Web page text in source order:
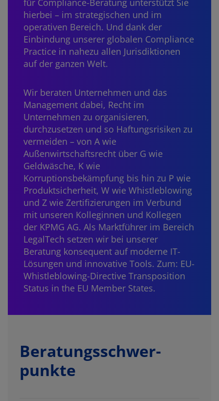
für Compliance-Beratung unterstützt Sie
hierbei – im strategischen und im
operativen Bereich. Und dank der
Einbindung unserer globalen Compliance
Practice in nahezu allen Jurisdiktionen
auf der ganzen Welt.
Wir beraten Unternehmen und das
Management dabei, Recht im
Unternehmen zu organisieren,
durchzusetzen und so Haftungsrisiken zu
vermeiden – von A wie
Außenwirtschaftsrecht über G wie
Geldwäsche, K wie
Korruptionsbekämpfung bis hin zu P wie
Produktsicherheit, W wie Whistleblowing
und Z wie Zertifizierungen im Verbund
mit unseren Kolleginnen und Kollegen
der KPMG AG. Als Marktführer im Bereich
LegalTech setzen wir bei unserer
Beratung konsequent auf moderne IT-
Lösungen und innovative Tools. Zum: EU-
Whistleblowing-Directive Transposition
Status in the EU Member States.
Beratungs­schwer­
punkte